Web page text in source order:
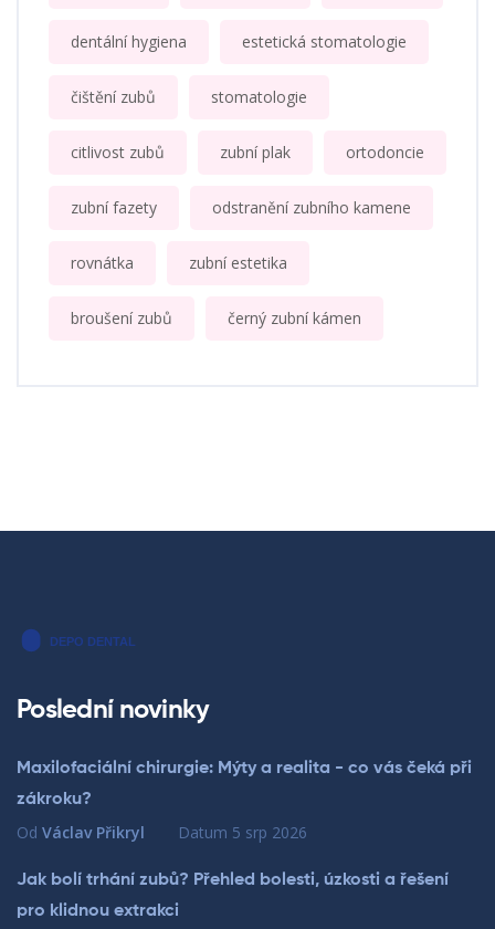
dentální hygiena estetická stomatologie
čištění zubů stomatologie
citlivost zubů zubní plak ortodoncie
zubní fazety odstranění zubního kamene
rovnátka zubní estetika
broušení zubů černý zubní kámen
Poslední novinky
Maxilofaciální chirurgie: Mýty a realita - co vás čeká při
zákroku?
Od Václav Přikryl Datum 5 srp 2026
Jak bolí trhání zubů? Přehled bolesti, úzkosti a řešení
pro klidnou extrakci